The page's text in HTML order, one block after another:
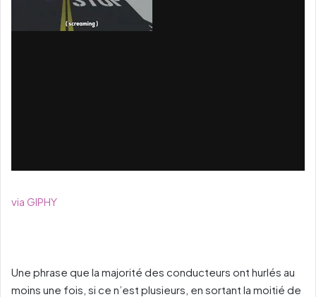
via GIPHY
Une phrase que la majorité des conducteurs ont hurlés au
moins une fois, si ce n’est plusieurs, en sortant la moitié de